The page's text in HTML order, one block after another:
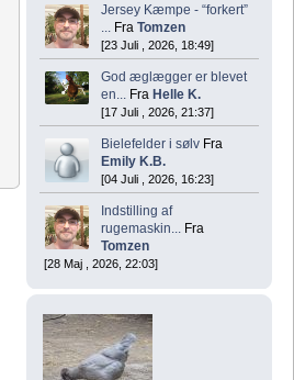
Jersey Kæmpe - “forkert”
... Fra Tomzen
[23 Juli , 2026, 18:49]
God æglægger er blevet
en... Fra Helle K.
[17 Juli , 2026, 21:37]
Bielefelder i sølv Fra
Emily K.B.
[04 Juli , 2026, 16:23]
Indstilling af
rugemaskin... Fra
Tomzen
[28 Maj , 2026, 22:03]